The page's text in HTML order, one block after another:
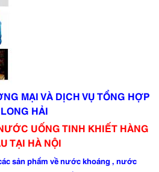
MẠI VÀ DỊCH VỤ TỔNG HỢP
LONG HẢI
UỐNG TINH KHIẾT HÀNG
TẠI HÀ NỘI
sản phẩm về nước khoáng , nước